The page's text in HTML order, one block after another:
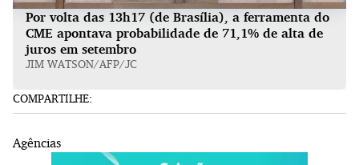
Por volta das 13h17 (de Brasília), a ferramenta do
CME apontava probabilidade de 71,1% de alta de
juros em setembro
JIM WATSON/AFP/JC
COMPARTILHE:
Agências